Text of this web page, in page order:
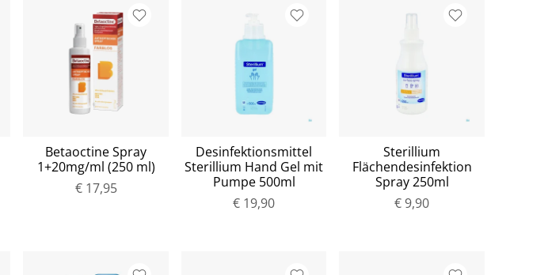
Betaoctine Spray
1+20mg/ml (250 ml)
€ 17,95
Desinfektionsmittel
Sterillium Hand Gel mit
Pumpe 500ml
€ 19,90
Sterillium
Flächendesinfektion
Spray 250ml
€ 9,90